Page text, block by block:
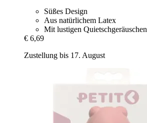
Süßes Design
Aus natürlichem Latex
Mit lustigen Quietschgeräuschen
€ 6,69
Zustellung bis 17. August